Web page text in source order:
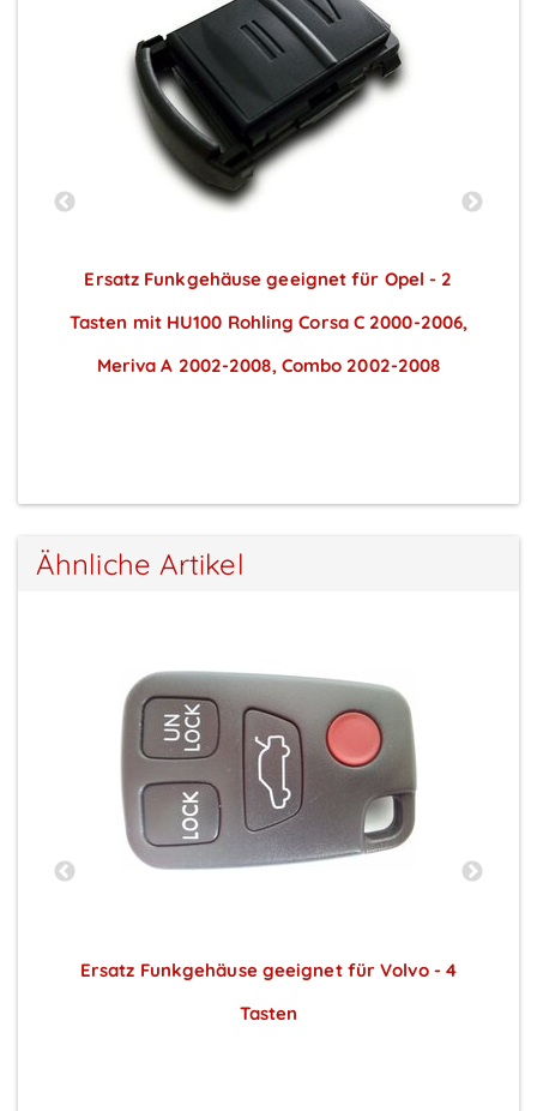
Ersatz Funkgehäuse geeignet für Opel - 2
Tasten mit HU100 Rohling Corsa C 2000-2006,
Meriva A 2002-2008, Combo 2002-2008
Ähnliche Artikel
Ersatz Funkgehäuse geeignet für Volvo - 4
Tasten